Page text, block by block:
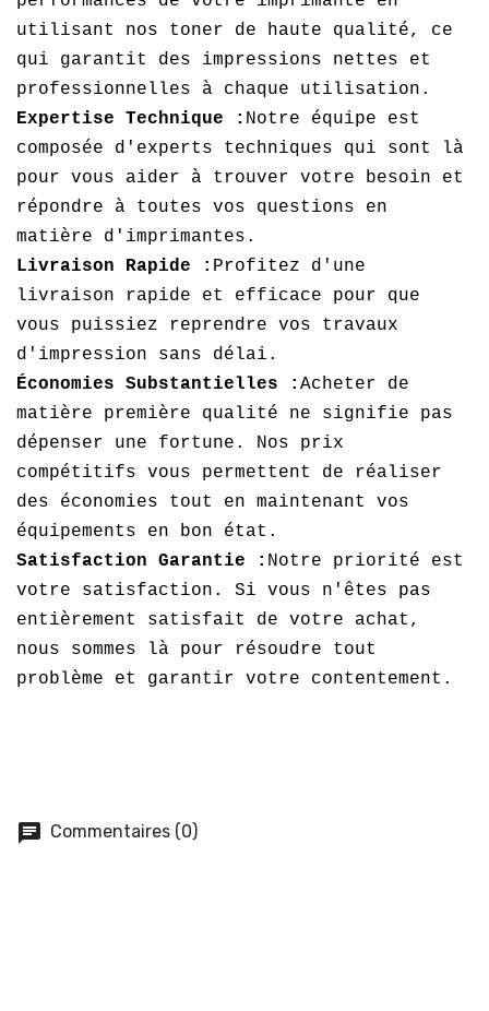
utilisant nos toner de haute qualité, ce
qui garantit des impressions nettes et
professionnelles à chaque utilisation.
Expertise Technique : Notre équipe est
composée d'experts techniques qui sont là
pour vous aider à trouver votre besoin et
répondre à toutes vos questions en
matière d'imprimantes.
Livraison Rapide : Profitez d'une
livraison rapide et efficace pour que
vous puissiez reprendre vos travaux
d'impression sans délai.
Économies Substantielles : Acheter de
matière première qualité ne signifie pas
dépenser une fortune. Nos prix
compétitifs vous permettent de réaliser
des économies tout en maintenant vos
équipements en bon état.
Satisfaction Garantie : Notre priorité est
votre satisfaction. Si vous n'êtes pas
entièrement satisfait de votre achat,
nous sommes là pour résoudre tout
problème et garantir votre contentement.
chat Commentaires (0)